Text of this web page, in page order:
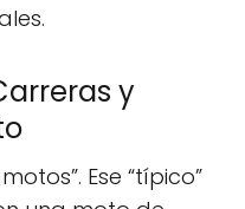
y
Ese “típico”